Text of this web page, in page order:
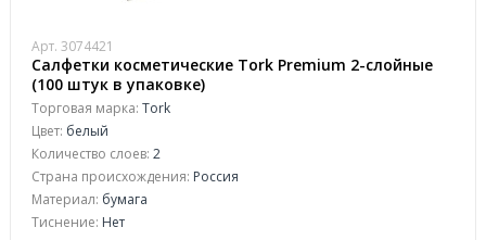
Арт. 3074421
Салфетки косметические Tork Premium 2-слойные
(100 штук в упаковке)
Торговая марка: Tork
Цвет: белый
Количество слоев: 2
Страна происхождения: Россия
Материал: бумага
Тиснение: Нет